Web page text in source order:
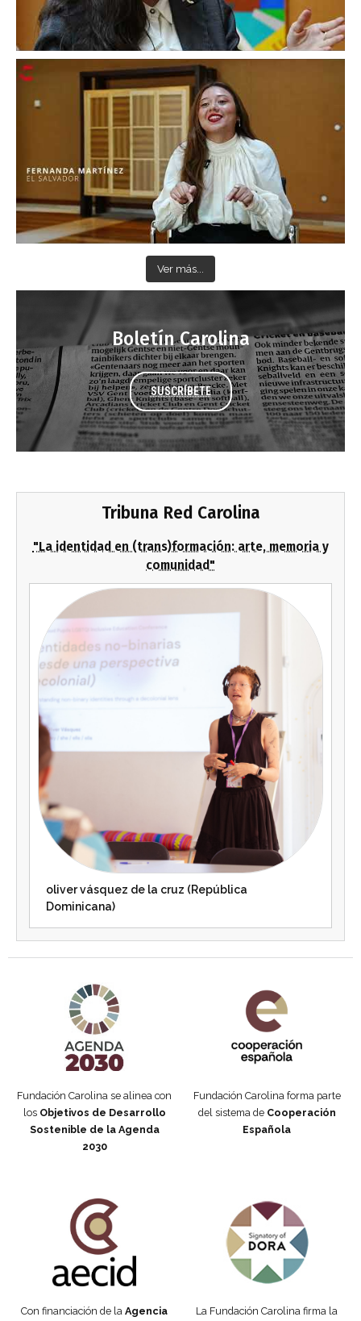
Ver más...
Boletín Carolina
SUSCRÍBETE
Tribuna Red Carolina
"La identidad en (trans)formación: arte, memoria y
comunidad"
oliver vásquez de la cruz (República
Dominicana)
Fundación Carolina se alinea con
los Objetivos de Desarrollo
Sostenible de la Agenda
2030
Fundación Carolina forma parte
del sistema de Cooperación
Española
Con financiación de la Agencia
La Fundación Carolina firma la